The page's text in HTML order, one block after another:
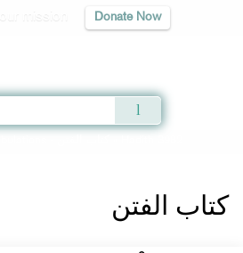
Donate Now
كتاب الفتن